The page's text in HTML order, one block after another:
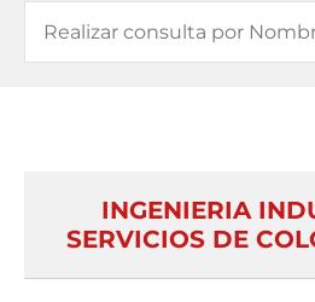
INGENIERIA
SERVICIOS DE